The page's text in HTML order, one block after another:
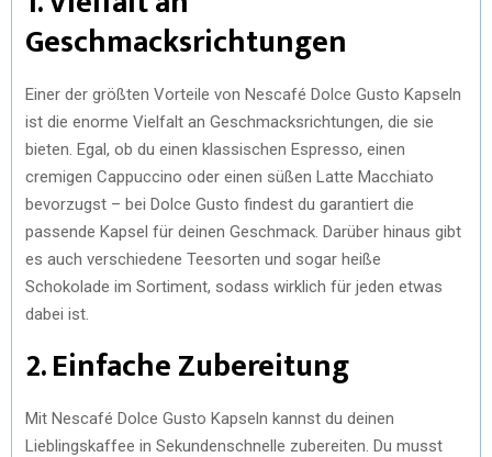
Geschmacksrichtungen
Einer der größten Vorteile von Nescafé Dolce Gusto Kapseln
ist die enorme Vielfalt an Geschmacksrichtungen, die sie
bieten. Egal, ob du einen klassischen Espresso, einen
cremigen Cappuccino oder einen süßen Latte Macchiato
bevorzugst – bei Dolce Gusto findest du garantiert die
passende Kapsel für deinen Geschmack. Darüber hinaus gibt
es auch verschiedene Teesorten und sogar heiße
Schokolade im Sortiment, sodass wirklich für jeden etwas
dabei ist.
2. Einfache Zubereitung
Mit Nescafé Dolce Gusto Kapseln kannst du deinen
Lieblingskaffee in Sekundenschnelle zubereiten. Du musst